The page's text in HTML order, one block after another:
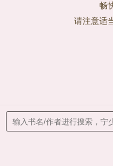
畅
请注意适